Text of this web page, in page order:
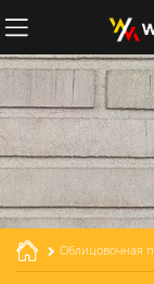
Облицовочная